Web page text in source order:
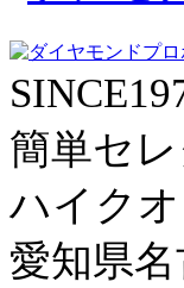
簡単セ
ハイク
愛知県